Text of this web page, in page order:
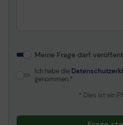
Meine Frage darf
Ich habe die
genommen.
* Dies ist ein